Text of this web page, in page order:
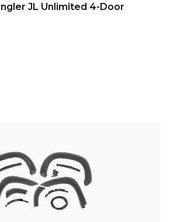
JL Unlimited 4-Door